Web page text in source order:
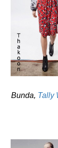
Bunda, Tally